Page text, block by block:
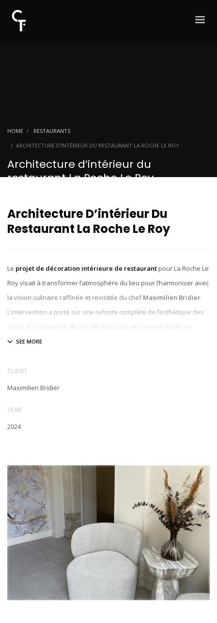
HOME
RESTAURANTS
ARCHITECTURE D’INTÉRIEUR DU RESTAURANT LA ROCHE LE ROY
Architecture d’intérieur du
restaurant La Roche Le Roy
Architecture D’intérieur Du
Restaurant La Roche Le Roy
Le projet de décoration intérieure de restaurantpour La Roche Le
Roy visait à transformer l’atmosphère du lieu pour l’harmoniser avec
la vision culinaire raffinée et revisitée du chefMaximilien Bridier.
L’intervention a porté sur une refonte complète de l’esthétique des
salles du restaurant, du rez-de-chaussée au premier étage, en
passant par les espaces d’accueil et les circulations. Chaque
restaurant
à la hauteur de l’expérience gastronomique proposée.
Un concept d’élégance
contemporaine subtile
allie une élégance discrète et des matériaux nobles. Au cœur du
concept, des touches lumineuses et dorées viennent ponctuer
l’espace, offrant un éclat raffiné sans tomber dans l’excès. Le choix
des matériaux tels que le noyer, utilisé pour la réception, traduit une
volonté de combiner authenticité et modernité, tout en assurant une
ambiance accueillante et sophistiquée
murs ornés de feuilles d’or
apportent une touche de luxe, tout
en conservant la sobriété nécessaire pour laisser la gastronomie
être au centre de l’attention. Ce travail minutieux sur les détails
CLIENT
Maximilien Bridier
YEAR
2024